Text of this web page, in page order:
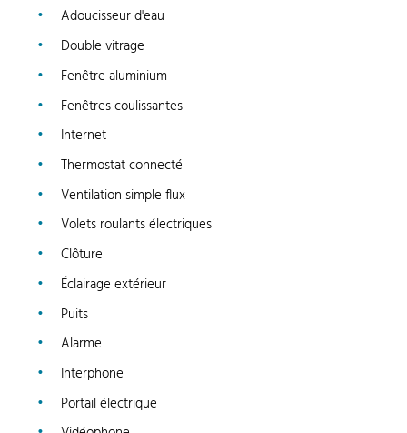
Adoucisseur d'eau
Double vitrage
Fenêtre aluminium
Fenêtres coulissantes
Internet
Thermostat connecté
Ventilation simple flux
Volets roulants électriques
Clôture
Éclairage extérieur
Puits
Alarme
Interphone
Portail électrique